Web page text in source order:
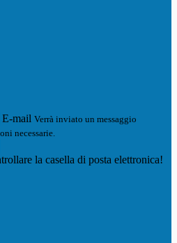
E-mail Verrà inviato un messaggio
necessarie.
la casella di posta elettronica!